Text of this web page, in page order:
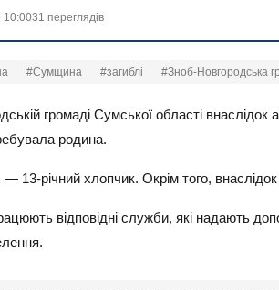
10:0031 переглядів
#Сумщина #загиблі #Зноб-Новгородська
громаді Сумської області
родина.
13-річний хлопчик. Окрім того,
відповідні служби, які надають